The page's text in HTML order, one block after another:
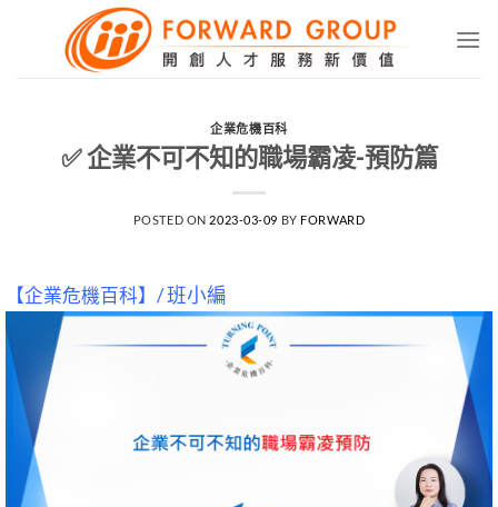
企業危機百科
✅ 企業不可不知的職場霸凌-預防篇
POSTED ON 2023-03-09 BY FORWARD
【企業危機百科】/班小編